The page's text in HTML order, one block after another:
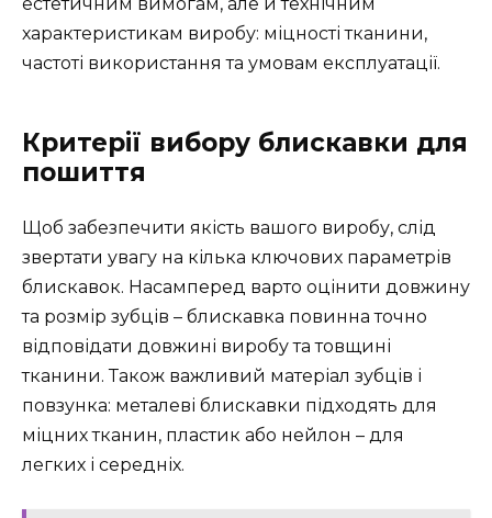
характеристикам виробу: міцності тканини,
частоті використання та умовам експлуатації.
Критерії вибору блискавки для
пошиття
Щоб забезпечити якість вашого виробу, слід
звертати увагу на кілька ключових параметрів
блискавок. Насамперед варто оцінити довжину
та розмір зубців – блискавка повинна точно
відповідати довжині виробу та товщині
тканини. Також важливий матеріал зубців і
повзунка: металеві блискавки підходять для
міцних тканин, пластик або нейлон – для
легких і середніх.